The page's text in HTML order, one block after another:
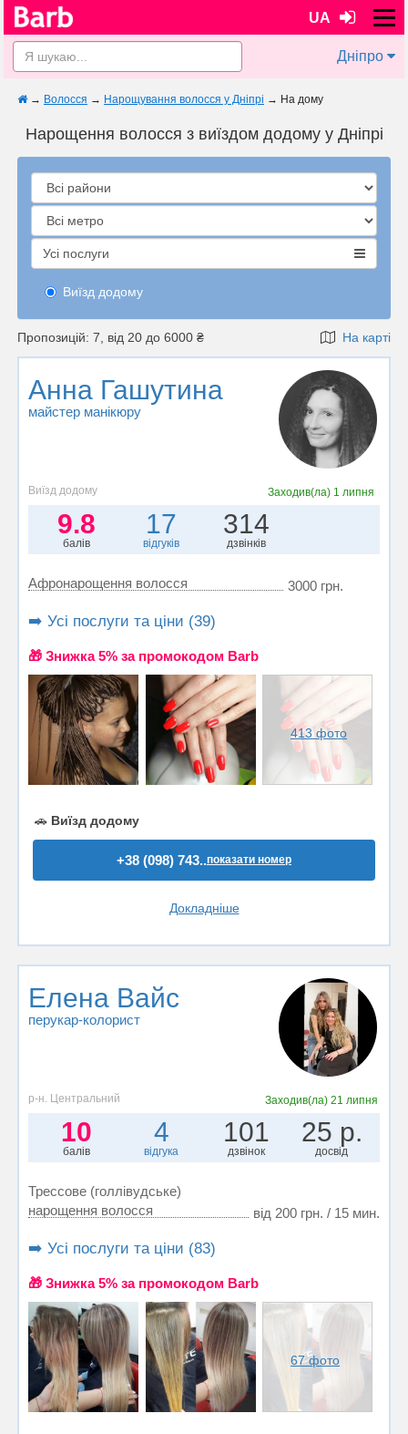
UA
Дніпро
→ Волосся → Нарощування волосся у Дніпрі → На дому
Нарощення волосся з виїздом додому у Дніпрі
Усі послуги
Виїзд додому
Пропозицій: 7, від 20 до 6000 ₴ На карті
Анна Гашутина
майстер манікюру
Виїзд додому Заходив(ла) 1 липня
9.8
балів
17
відгуків
314
дзвінків
Афронарощення волосся 3000 грн.
➡️ Усі послуги та ціни (39)
🎁 Знижка 5% за промокодом Barb
413 фото
🚗 Виїзд додому
+38 (098) 743..показати номер
Докладніше
Елена Вайс
перукар-колорист
р-н. Центральний Заходив(ла) 21 липня
10
балів
4
відгука
101
дзвінок
25 р.
досвід
Трессове (голлівудське)
нарощення волосся
від 200 грн. / 15 мин.
➡️ Усі послуги та ціни (83)
🎁 Знижка 5% за промокодом Barb
67 фото